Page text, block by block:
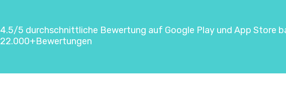
4.5/5 durchschnittliche Bewertung auf Google Play und App Store
22.000+Bewertungen